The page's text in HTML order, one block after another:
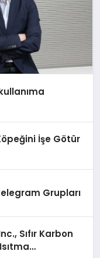
İşe Götür
Grupları
Sıfır Karbon